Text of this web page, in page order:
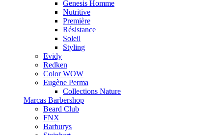
Genesis Homme
Nutritive
Première
Résistance
Soleil
Styling
Evidy
Redken
Color WOW
Eugène Perma
Collections Nature
Marcas Barbershop
Beard Club
FNX
Barburys